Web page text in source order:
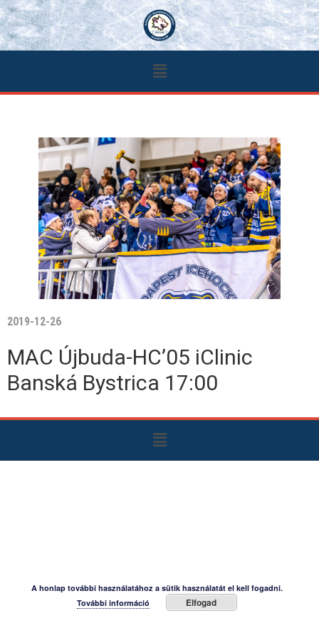
2019-12-26
MAC Újbuda-HC’05 iClinic
Banská Bystrica 17:00
A honlap további használatához a sütik használatát el kell fogadni.
További információ
Elfogad